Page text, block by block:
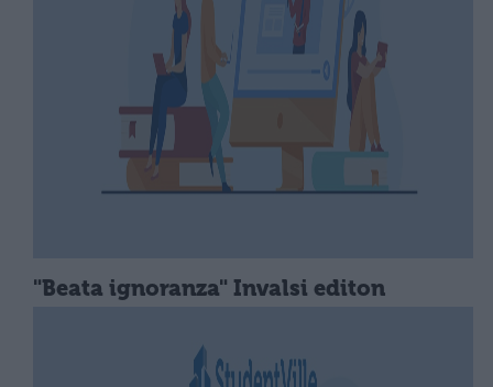
"Beata ignoranza" Invalsi editon